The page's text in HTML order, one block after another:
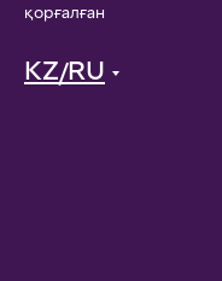
қорғалған
KZ/RU